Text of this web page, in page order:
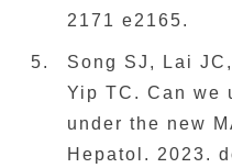
2171 e2165.
Song SJ, Lai
Yip TC. Can we
under the new
Hepatol. 2023.